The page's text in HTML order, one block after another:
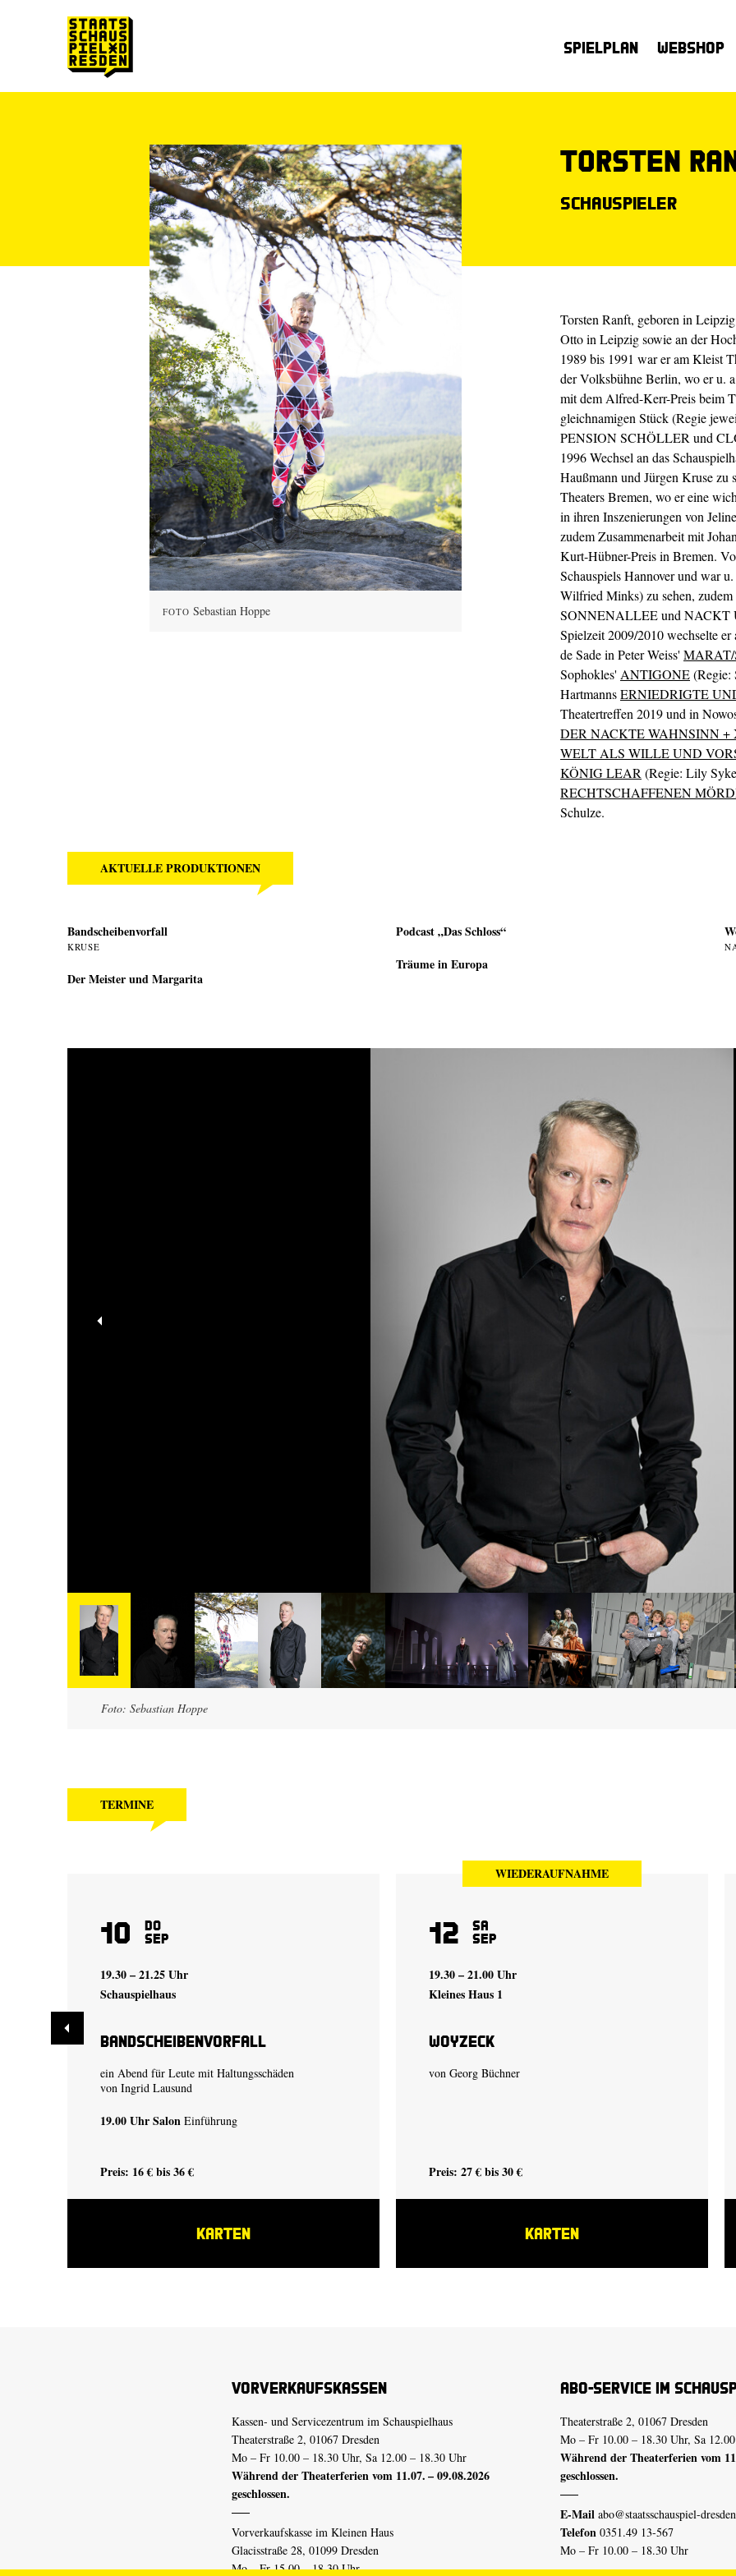
Spielplan Webshop
FOTO Sebastian Hoppe
Torsten
Schauspieler
Torsten Ranft, geboren in
Otto in Leipzig sowie an der
1989 bis 1991 war er am Kleist
der Volksbühne Berlin, wo er u.
mit dem Alfred-Kerr-Preis beim
gleichnamigen Stück (Regie
PENSION SCHÖLLER und
1996 Wechsel an das
Haußmann und Jürgen Kruse zu
Theaters Bremen, wo er eine
in ihren Inszenierungen von
zudem Zusammenarbeit mit
Kurt-Hübner-Preis in Bremen.
Schauspiels Hannover und war
Wilfried Minks) zu sehen,
SONNENALLEE und NACKT
Spielzeit 2009/2010 wechselte er
de Sade in Peter Weiss'
Sophokles' ANTIGONE(Regie:
HartmannsERNIEDRIGTE
Theatertreffen 2019 und in
DER NACKTE WAHNSINN +
WELT ALS WILLE UND
KÖNIG LEAR (Regie: Lily
RECHTSCHAFFENEN
Schulze.
AKTUELLE PRODUKTIONEN
Bandscheibenvorfall
KRUSE
Der Meister und Margarita
Podcast „Das Schloss“
Träume in Europa
Foto: Sebastian Hoppe
TERMINE
10 Do
Sep
19.30 – 21.25 Uhr
Schauspielhaus
Bandscheibenvorfall
ein Abend für Leute mit Haltungsschäden
von Ingrid Lausund
19.00 UhrSalon Einführung
Preis: 16 € bis 36 €
KARTEN
WIEDERAUFNAHME
12 Sa
Sep
19.30 – 21.00 Uhr
Kleines Haus 1
Woyzeck
von Georg Büchner
Preis: 27 € bis 30 €
KARTEN
Vorverkaufskassen
Kassen- und Servicezentrum im Schauspielhaus
Theaterstraße 2, 01067 Dresden
Mo – Fr 10.00 – 18.30 Uhr, Sa 12.00 – 18.30 Uhr
Während der Theaterferien vom 11.07. – 09.08.2026
geschlossen.
Vorverkaufskasse im Kleinen Haus
Glacisstraße 28, 01099 Dresden
Mo – Fr 15.00 – 18.30 Uhr
Abo-Service im
Theaterstraße 2, 01067 Dresden
Mo – Fr 10.00 – 18.30 Uhr, Sa
Während der Theaterferien vom
geschlossen.
E-Mail abo@staatsschauspiel-
Telefon 0351.49 13-567
Mo – Fr 10.00 – 18.30 Uhr